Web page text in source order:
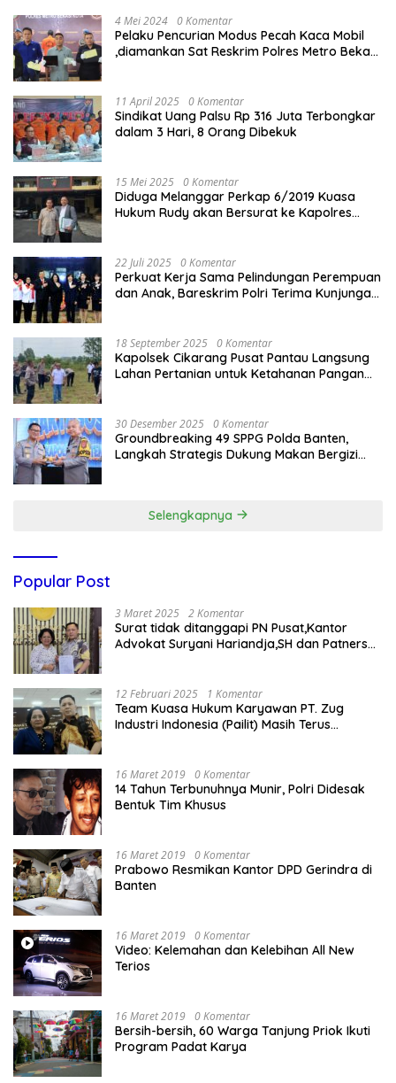
4 Mei 2024 0 Komentar
Pelaku Pencurian Modus Pecah Kaca Mobil
,diamankan Sat Reskrim Polres Metro Bekasi
11 April 2025 0 Komentar
Sindikat Uang Palsu Rp 316 Juta Terbongkar
dalam 3 Hari, 8 Orang Dibekuk
15 Mei 2025 0 Komentar
Diduga Melanggar Perkap 6/2019 Kuasa
Hukum Rudy akan Bersurat ke Kapolres
22 Juli 2025 0 Komentar
Perkuat Kerja Sama Pelindungan Perempuan
dan Anak, Bareskrim Polri Terima Kunjungan
18 September 2025 0 Komentar
Kapolsek Cikarang Pusat Pantau Langsung
Lahan Pertanian untuk Ketahanan Pangan
30 Desember 2025 0 Komentar
Groundbreaking 49 SPPG Polda Banten,
Langkah Strategis Dukung Makan Bergizi
Selengkapnya
Popular Post
3 Maret 2025 2 Komentar
Surat tidak ditanggapi PN Pusat,Kantor
Advokat Suryani Hariandja,SH dan Patners
12 Februari 2025 1 Komentar
Team Kuasa Hukum Karyawan PT. Zug
Industri Indonesia (Pailit) Masih Terus
16 Maret 2019 0 Komentar
14 Tahun Terbunuhnya Munir, Polri Didesak
Bentuk Tim Khusus
16 Maret 2019 0 Komentar
Prabowo Resmikan Kantor DPD Gerindra di
Banten
16 Maret 2019 0 Komentar
Video: Kelemahan dan Kelebihan All New
Terios
16 Maret 2019 0 Komentar
Bersih-bersih, 60 Warga Tanjung Priok Ikuti
Program Padat Karya